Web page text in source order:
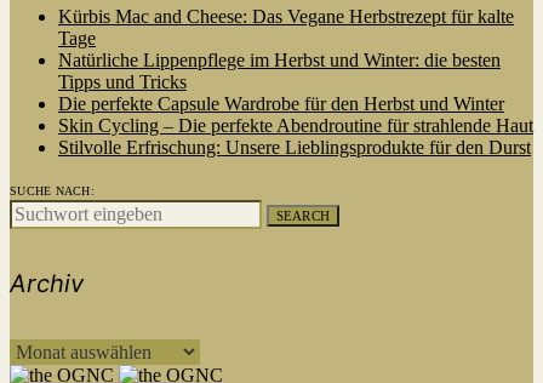
Kürbis Mac and Cheese: Das Vegane Herbstrezept für kalte
Tage
Natürliche Lippenpflege im Herbst und Winter: die besten
Tipps und Tricks
Die perfekte Capsule Wardrobe für den Herbst und Winter
Skin Cycling – Die perfekte Abendroutine für strahlende Haut
Stilvolle Erfrischung: Unsere Lieblingsprodukte für den Durst
SUCHE NACH:
SEARCH
Archiv
ARCHIV